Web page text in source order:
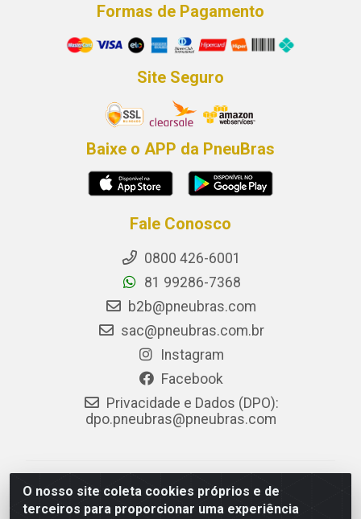
O nosso site coleta cookies próprios e de
terceiros para proporcionar uma experiência
Formas de Pagamento
Site Seguro
Baixe o APP da PneuBras
Fale Conosco
0800 426-6001
81 99286-7368
b2b@pneubras.com
sac@pneubras.com.br
Instagram
Facebook
Privacidade e Dados (DPO):
dpo.pneubras@pneubras.com
PneuBras - Rodovia BR-101, KM 82 - Prazeres,
Jaboatão dos Guararapes/PE - CEP 54.335-000 - CNPJ